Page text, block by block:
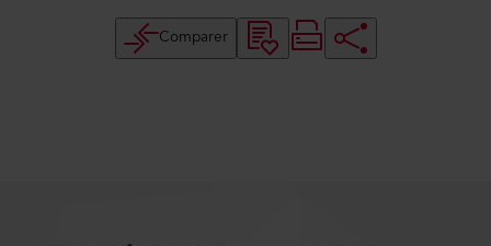
Comparer